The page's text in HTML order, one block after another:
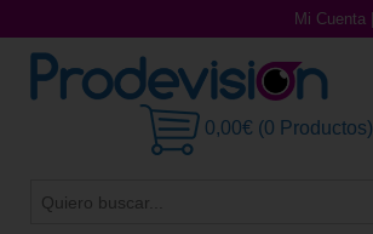
Mi Cuenta
0,00€ (0 Productos)